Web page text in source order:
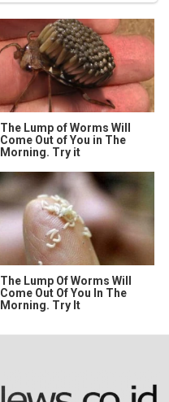
The Lump of Worms Will
Come Out of You in The
Morning. Try it
The Lump Of Worms Will
Come Out Of You In The
Morning. Try It